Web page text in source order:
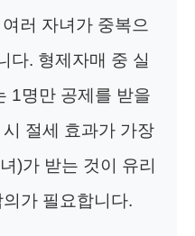
러 자녀가 중복으
다. 형제자매 중 실
1명만 공제를 받을
절세 효과가 가장
)가 받는 것이 유리
가 필요합니다.